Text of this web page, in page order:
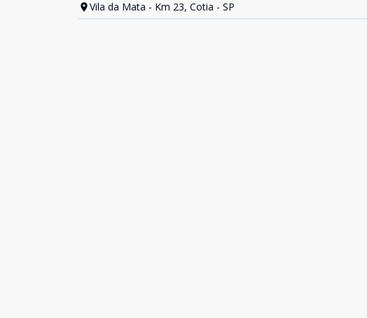
Vila da Mata - Km 23, Cotia - SP